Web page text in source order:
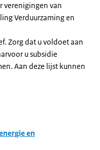
verenigingen van
Verduurzaming en
Zorg dat u voldoet aan
u subsidie
Aan deze lijst kunnen
en